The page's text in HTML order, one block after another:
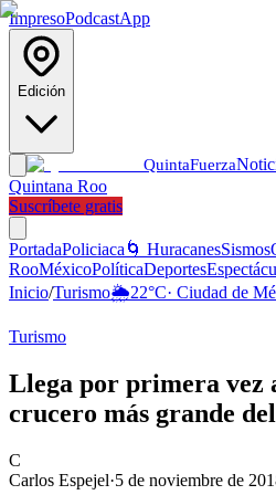
ImpresoPodcastApp
Edición
QuintaFuerza
Quintana Roo
Suscríbete gratis
PortadaPoliciaca 🌀 HuracanesSismos
RooMéxicoPolíticaDeportes
Inicio/Turismo🌦️22°C· Ciudad de
Turismo
Llega por primera vez
crucero más grande
C
Carlos Espejel·5 de noviembre de